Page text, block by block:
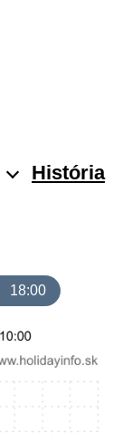
História
18:00